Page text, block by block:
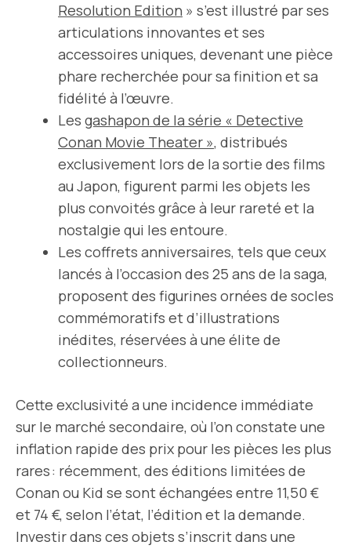
Resolution Edition » s’est illustré par ses
articulations innovantes et ses
accessoires uniques, devenant une pièce
phare recherchée pour sa finition et sa
fidélité à l’œuvre.
Les gashapon de la série « Detective
Conan Movie Theater », distribués
exclusivement lors de la sortie des films
au Japon, figurent parmi les objets les
plus convoités grâce à leur rareté et la
nostalgie qui les entoure.
Les coffrets anniversaires, tels que ceux
lancés à l’occasion des 25 ans de la saga,
proposent des figurines ornées de socles
commémoratifs et d’illustrations
inédites, réservées à une élite de
collectionneurs.
Cette exclusivité a une incidence immédiate
sur le marché secondaire, où l’on constate une
inflation rapide des prix pour les pièces les plus
rares : récemment, des éditions limitées de
Conan ou Kid se sont échangées entre 11,50 €
et 74 €, selon l’état, l’édition et la demande.
Investir dans ces objets s’inscrit dans une